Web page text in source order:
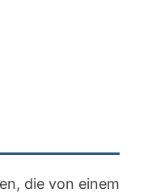
die von einem